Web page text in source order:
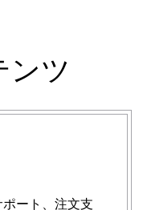
ンツ
ート、注文支